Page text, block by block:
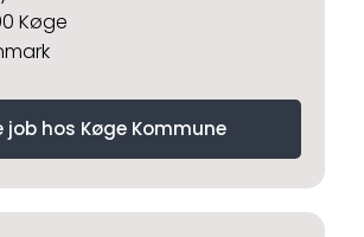
Køge
job hos Køge Kommune